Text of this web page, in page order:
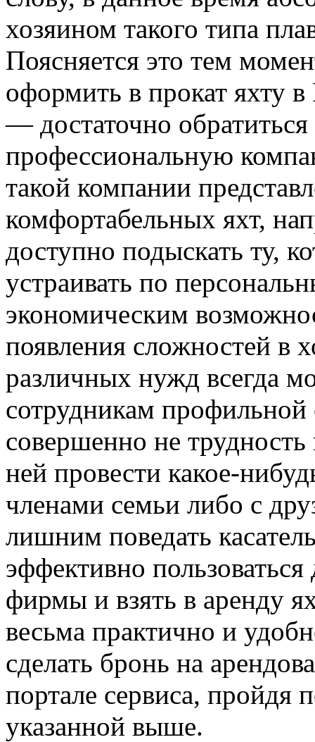
хозяином такого типа
Поясняется это тем
оформить в прокат яхту
— достаточно
профессиональную
такой компании
комфортабельных яхт,
доступно подыскать ту,
устраивать по
экономическим
появления сложностей в
различных нужд всегда
сотрудникам
совершенно не трудность
ней провести какое-
членами семьи либо с
лишним поведать
эффективно
фирмы и взять в аренду
весьма практично и
сделать бронь на
портале сервиса, пройдя
указанной выше.